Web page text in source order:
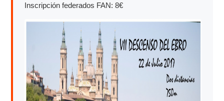
Inscripción federados FAN: 8€